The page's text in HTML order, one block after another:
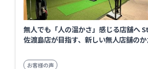
無人でも「人の温かさ」感じる店舗へ Star☆GolfClub
佐渡島店が目指す、新しい無人店舗のか
お客様の声